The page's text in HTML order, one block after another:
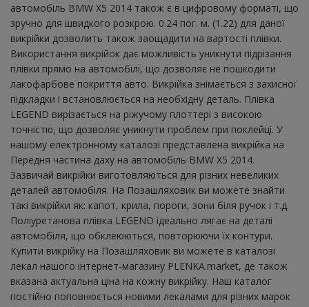
автомобіль BMW X5 2014 також є в цифровому форматі, що
зручно для швидкого розкрою. 0.24 пог. м. (1.22) для даної
викрійки дозволить також заощадити на вартості плівки.
Використання викрійок дає можливість уникнути підрізання
плівки прямо на автомобілі, що дозволяє не пошкодити
лакофарбове покриття авто. Викрійка знімається з захисної
підкладки і встановлюється на необхідну деталь. Плівка
LEGEND вирізається на ріжучому плоттері з високою
точністю, що дозволяє уникнути проблем при поклейці. У
нашому електронному каталозі представлена ​​викрійка на
Передня частина даху на автомобіль BMW X5 2014.
Зазвичай викрійки виготовляються для різних невеликих
деталей автомобіля. На Позашляховик ви можете знайти
такі викрійки як: капот, крила, пороги, зони біля ручок і т.д.
Поліуретанова плівка LEGEND ідеально лягає на деталі
автомобіля, що обклеюються, повторюючи їх контури.
Купити викрійку на Позашляховик ви можете в каталозі
лекал нашого інтернет-магазину PLENKA.market, де також
вказана актуальна ціна на кожну викрійку. Наш каталог
постійно поповнюється новими лекалами для різних марок